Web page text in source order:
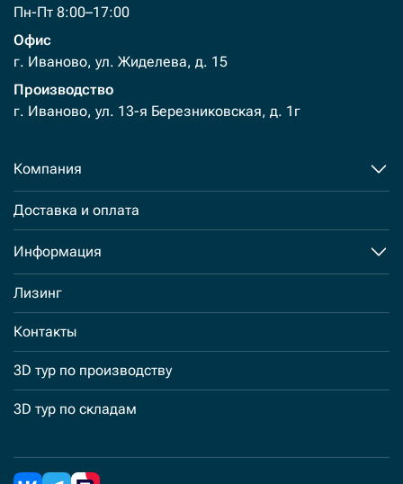
Пн-Пт 8:00–17:00
Офис
г. Иваново, ул. Жиделева, д. 15
Производство
г. Иваново, ул. 13-я Березниковская, д. 1г
Компания
Доставка и оплата
Информация
Лизинг
Контакты
3D тур по производству
3D тур по складам